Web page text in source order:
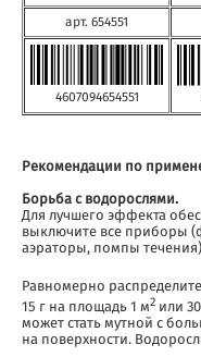
арт. 654551
4607094654551
Рекомендации по
Борьба с водорослями.
Для лучшего эффекта
выключите все приборы
аэраторы, помпы
Равномерно
15 г на площадь 1 м2 или
может стать мутной с
на поверхности.